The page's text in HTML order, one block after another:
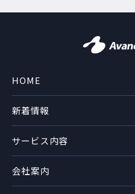
HOME
サービス内容
会社案内
新着情報